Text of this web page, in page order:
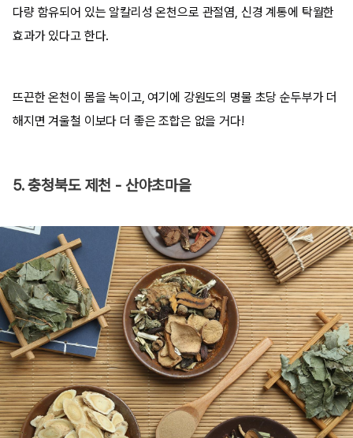
다량 함유되어 있는 알칼리성 온천으로 관절염, 신경 계통에 탁월한
효과가 있다고 한다.
뜨끈한 온천이 몸을 녹이고, 여기에 강원도의 명물 초당 순두부가 더
해지면 겨울철 이보다 더 좋은 조합은 없을 거다!
5. 충청북도 제천 - 산야초마을